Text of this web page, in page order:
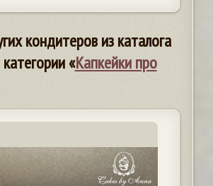
кондитеров из каталога
«Капкейки про